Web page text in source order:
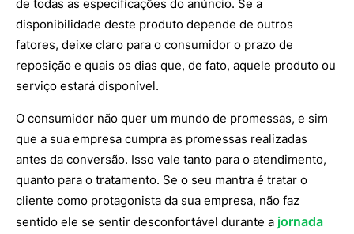
de todas as especificações do anúncio. Se a
disponibilidade deste produto depende de outros
fatores, deixe claro para o consumidor o prazo de
reposição e quais os dias que, de fato, aquele produto ou
serviço estará disponível.
O consumidor não quer um mundo de promessas, e sim
que a sua empresa cumpra as promessas realizadas
antes da conversão. Isso vale tanto para o atendimento,
quanto para o tratamento. Se o seu mantra é tratar o
cliente como protagonista da sua empresa, não faz
sentido ele se sentir desconfortável durante a jornada